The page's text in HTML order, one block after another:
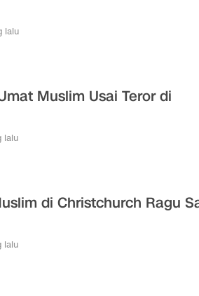
lalu
Muslim Usai Teror di
lalu
di Christchurch Ragu
lalu